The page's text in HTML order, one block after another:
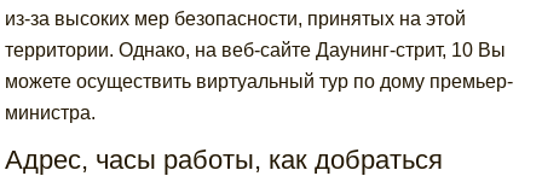
из-за высоких мер безопасности, принятых на этой
территории. Однако, на веб-сайте Даунинг-стрит, 10 Вы
можете осуществить виртуальный тур по дому премьер-
министра.
Адрес, часы работы, как добраться